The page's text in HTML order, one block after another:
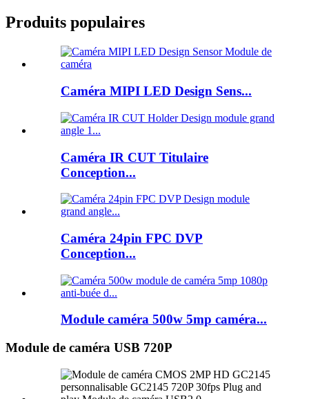
Produits populaires
Caméra MIPI LED Design Sens...
Caméra IR CUT Titulaire
Conception...
Caméra 24pin FPC DVP
Conception...
Module caméra 500w 5mp caméra...
Module de caméra USB 720P